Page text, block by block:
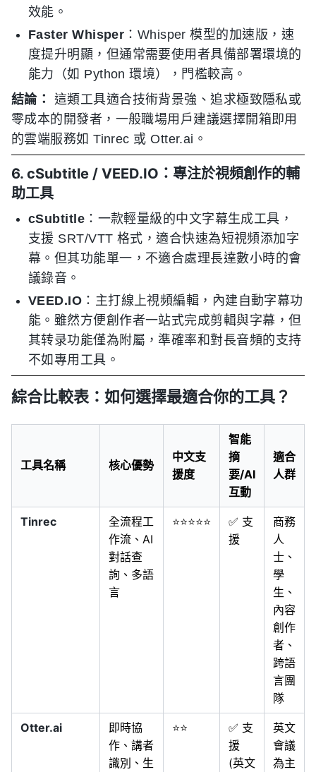
效能。
Faster Whisper ：Whisper 模型的加速版，速
度提升明顯，但通常需要使用者具備部署環境的
能力（如 Python 環境），門檻較高。
結論：
這類工具適合技術背景強、追求極致隱私或
零成本的開發者，一般職場用戶建議選擇開箱即用
的雲端服務如 Tinrec 或 Otter.ai。
6. cSubtitle / VEED.IO：專注於視頻創作的輔
助工具
cSubtitle ：一款輕量級的中文字幕生成工具，
支援 SRT/VTT 格式，適合快速為短視頻添加字
幕。但其功能單一，不適合處理長達數小時的會
議錄音。
VEED.IO ：主打線上視頻編輯，內建自動字幕功
能。雖然方便創作者一站式完成剪輯與字幕，但
其转录功能僅為附屬，準確率和對長音頻的支持
不如專用工具。
綜合比較表：如何選擇最適合你的工具？
工具名稱 核心優勢
中文支
援度
智能
摘
要/AI
互動
適合
人群
Tinrec
全流程工
作流、AI
對話查
詢、多語
言
⭐⭐⭐⭐⭐
✅ 支
援
商務
人
士、
學
生、
內容
創作
者、
跨語
言團
隊
Otter.ai
即時協
作、講者
識別、生
⭐⭐
✅ 支
援
(英文
英文
會議
為主